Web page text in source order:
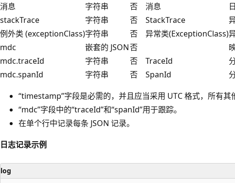
消息
字符串 否 消息
stackTrace
字符串 否 StackTrace
例外类 (exceptionClass)字符串 否 异常类(ExceptionClass)
mdc
嵌套的 JSON否
mdc.traceId
字符串 否 TraceId
mdc.spanId
字符串 否 SpanId
“timestamp”字段是必需的，并且应当采用 UTC 格式，所有其
“mdc”字段中的“traceId”和“spanId”用于跟踪。
在单个行中记录每条 JSON 记录。
日志记录示例
log